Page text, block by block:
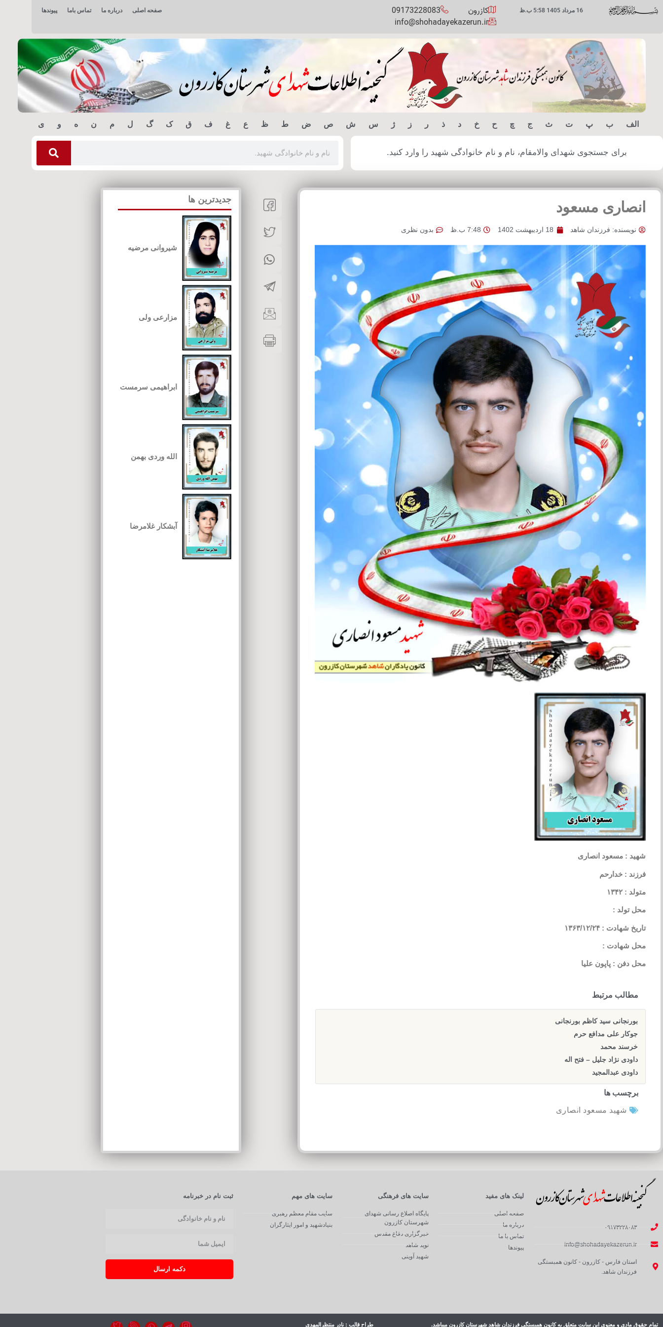
16 مرداد 1405 5:58 ب.ظ کازرون
09173228083
info@shohadayekazerun.ir
صفحه اصلی درباره ما تماس باما پیوندها
الف ب پ ت ث ج چ ح خ د ذ ر ز ژ س ش ص ض ط ظ ع غ ف ق ک گ ل م ن ه و ی
برای جستجوی شهدای والامقام، نام و نام خانوادگی شهید را وارد کنید.
انصاری مسعود
نویسنده: فرزندان شاهد 18 اردیبهشت 1402 7:48 ب.ظ بدون نظری
شهید : مسعود انصاری
فرزند : خدارحم
متولد : ۱۳۴۲
محل تولد :
تاریخ شهادت : ۱۳۶۳/۱۲/۲۴
محل شهادت :
محل دفن : پاپون علیا
مطالب مرتبط
بورنجانی سید کاظم بورنجانی
جوکار علی مدافع حرم
خرسند محمد
داودی نژاد جلیل – فتح اله
داودی عبدالمجید
برچسب ها
شهید مسعود انصاری
جدیدترین ها
شیروانی مرضیه
مزارعی ولی
ابراهیمی سرمست
الله وردی بهمن
آبشکار غلامرضا
۰۹۱۷۳۲۲۸۰۸۳
info@shohadayekazerun.ir
استان فارس - کازرون - کانون همبستگی
فرزندان شاهد.
لینک های مفید
صفحه اصلی
درباره ما
تماس با ما
پیوندها
سایت های فرهنگی
پایگاه اصلاع رسانی شهدای
شهرستان کازرون
خبرگزاری دفاع مقدس
نوید شاهد
شهید آوینی
سایت های مهم
سایت مقام معظم رهبری
بنیادشهید و امور ایثارگران
ثبت نام در خبرنامه
دکمه ارسال
تمام حقوق مادی و معنوی این سایت متعلق به کانون همبستگی فرزندان شاهد شهرستان کازرون میباشد. طراح قالب : نادر منتظرالمهدی